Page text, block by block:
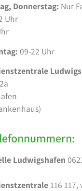
Donnerstag: Nur
Uhr
09-22 Uhr
Ludwigshafen
116